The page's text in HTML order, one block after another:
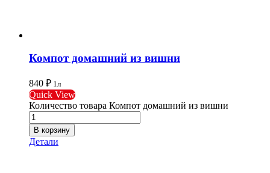
Компот домашний из вишни
840 ₽ 1л
Quick View
Количество товара Компот домашний из вишни
В корзину
Детали